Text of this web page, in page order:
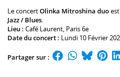
Le concertOlinka Mitroshina duo
Jazz / Blues.
Lieu : Café Laurent, Paris 6e
Date du concert : Lundi 10 Février
Partager sur :